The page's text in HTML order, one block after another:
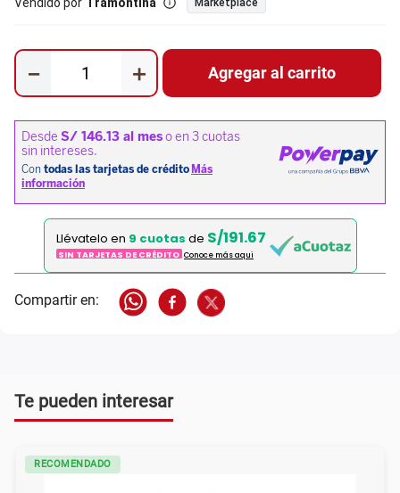
Marketplace
＋
－ Agregar al carrito
Llévatelo en 9 cuotas de S/191.67
SIN TARJETAS DE CRÉDITO Conoce más aqui
Te pueden interesar
RECOMENDADO